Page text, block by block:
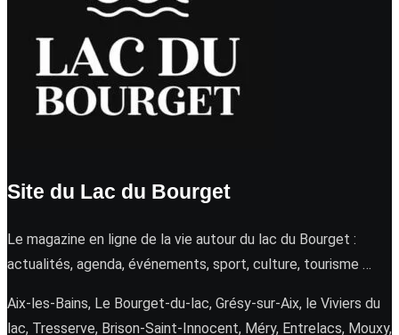
Site du Lac du Bourget
Le magazine en ligne de la vie autour du lac du Bourget :
actualités, agenda, événements, sport, culture, tourisme …
Aix-les-Bains, Le Bourget-du-lac, Grésy-sur-Aix, le Viviers du
lac, Tresserve, Brison-Saint-Innocent, Méry, Entrelacs, Mouxy,